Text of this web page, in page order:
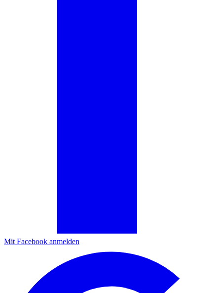
Mit Facebook anmelden